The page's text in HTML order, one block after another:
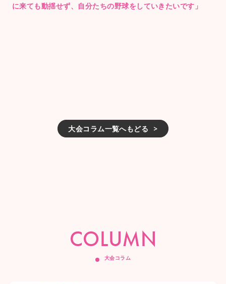
に来ても動揺せず、自分たちの野球をしていきたいです」
大会コラム一覧へもどる
COLUMN
大会コラム